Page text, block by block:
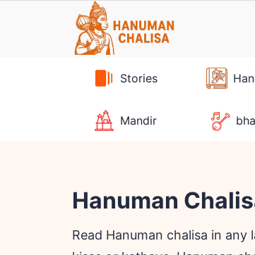
Stories
Mandir
Hanuman
Read Hanuman chalisa in any